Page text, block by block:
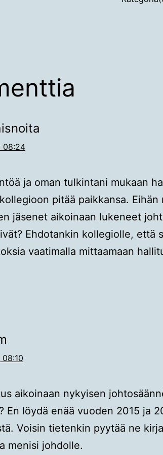
08:24
ja oman tulkintani mukaan
pitää paikkansa. Eihän
jäsenet aikoinaan lukeneet
Ehdotankin kollegiolle, että
vaatimalla mittaamaan
08:10
aikoinaan nykyisen
En löydä enää vuoden 2015 ja
Voisin tietenkin pyytää ne
menisi johdolle.